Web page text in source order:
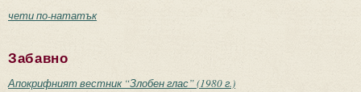
чети по-нататък
Забавно
Апокрифният вестник “Злобен глас” (1980 г.)